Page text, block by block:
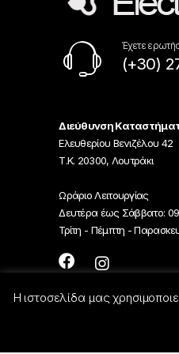
Έχετε
(+30)
Διεύθυνση
Ελευθερίου Βενιζέλου 42
Τ.Κ. 20300, Λουτράκι
Ωράριο Λειτουργίας
Δευτέρα έως Σάββατο:
Τρίτη - Πέμπτη -
Η ιστοσελίδα μας